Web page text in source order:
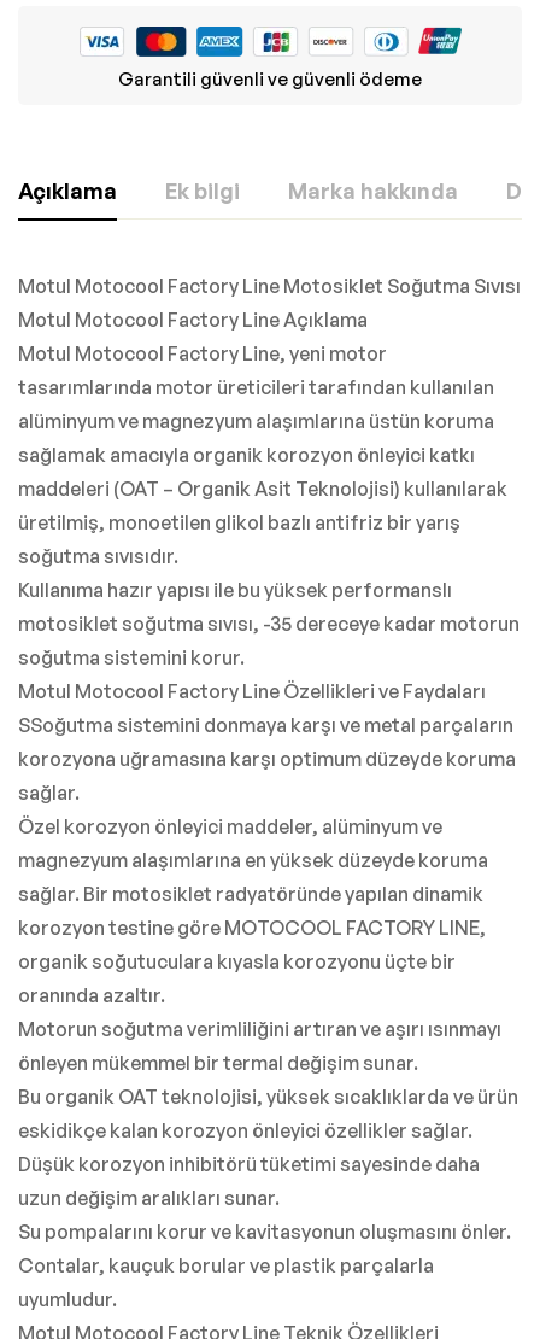
Garantili güvenli ve güvenli ödeme
Açıklama Ek bilgi Marka hakkında
Motul Motocool Factory Line Motosiklet Soğutma Sıvısı
Motul Motocool Factory Line Açıklama
Motul Motocool Factory Line, yeni motor
tasarımlarında motor üreticileri tarafından kullanılan
alüminyum ve magnezyum alaşımlarına üstün koruma
sağlamak amacıyla organik korozyon önleyici katkı
maddeleri (OAT – Organik Asit Teknolojisi) kullanılarak
üretilmiş, monoetilen glikol bazlı antifriz bir yarış
soğutma sıvısıdır.
Kullanıma hazır yapısı ile bu yüksek performanslı
motosiklet soğutma sıvısı, -35 dereceye kadar motorun
soğutma sistemini korur.
Motul Motocool Factory Line Özellikleri ve Faydaları
SSoğutma sistemini donmaya karşı ve metal parçaların
korozyona uğramasına karşı optimum düzeyde koruma
sağlar.
Özel korozyon önleyici maddeler, alüminyum ve
magnezyum alaşımlarına en yüksek düzeyde koruma
sağlar. Bir motosiklet radyatöründe yapılan dinamik
korozyon testine göre MOTOCOOL FACTORY LINE,
organik soğutuculara kıyasla korozyonu üçte bir
oranında azaltır.
Motorun soğutma verimliliğini artıran ve aşırı ısınmayı
önleyen mükemmel bir termal değişim sunar.
Bu organik OAT teknolojisi, yüksek sıcaklıklarda ve ürün
eskidikçe kalan korozyon önleyici özellikler sağlar.
Düşük korozyon inhibitörü tüketimi sayesinde daha
uzun değişim aralıkları sunar.
Su pompalarını korur ve kavitasyonun oluşmasını önler.
Contalar, kauçuk borular ve plastik parçalarla
uyumludur.
Motul Motocool Factory Line Teknik Özellikleri